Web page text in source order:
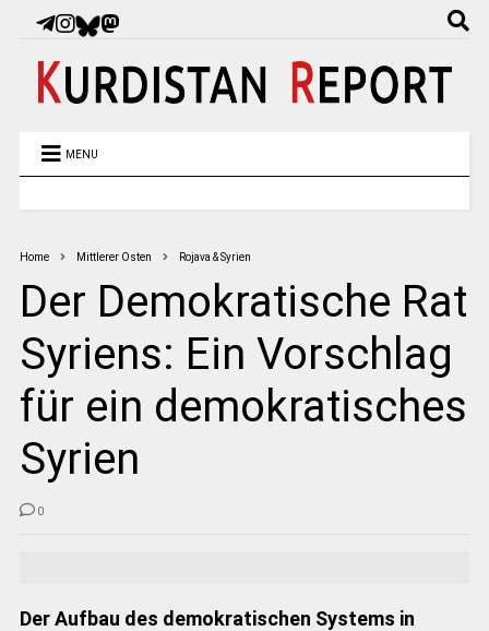
MENU
Home Mittlerer Osten Rojava & Syrien
Der Demokratische Rat
Syriens: Ein Vorschlag
für ein demokratisches
Syrien
0
Der Aufbau des demokratischen Systems in